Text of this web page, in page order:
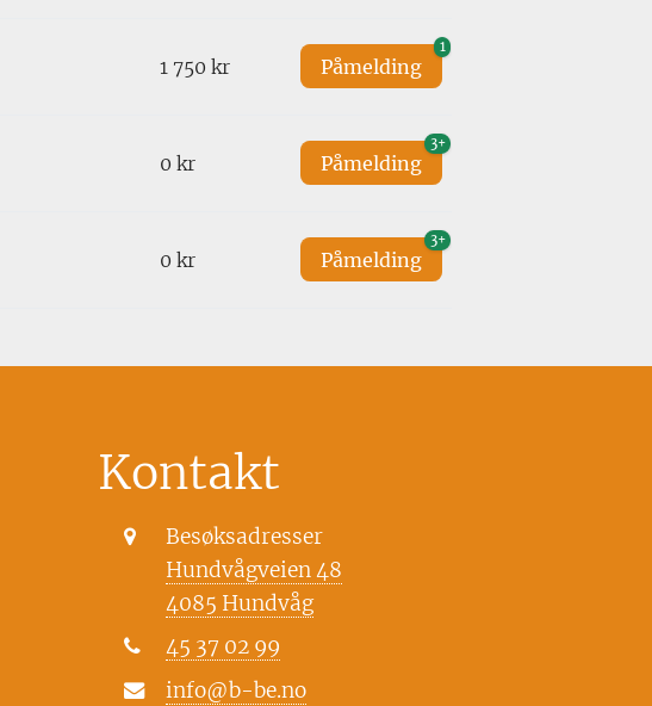
1 750 kr Påmelding
1
0 kr Påmelding
3+
0 kr Påmelding
3+
Kontakt
Besøksadresser
Hundvågveien 48
4085 Hundvåg
45 37 02 99
info@b-be.no